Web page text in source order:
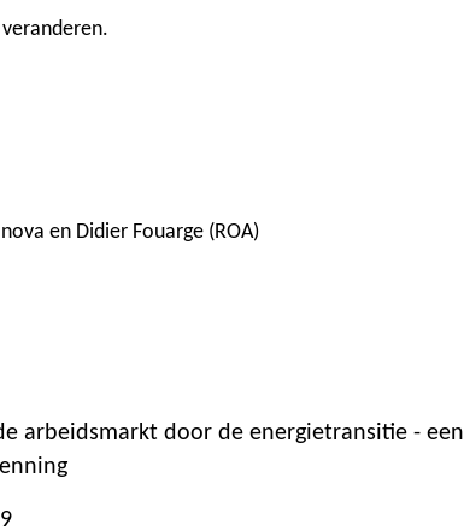
en Didier Fouarge (ROA)
arbeidsmarkt door de energietransitie - een